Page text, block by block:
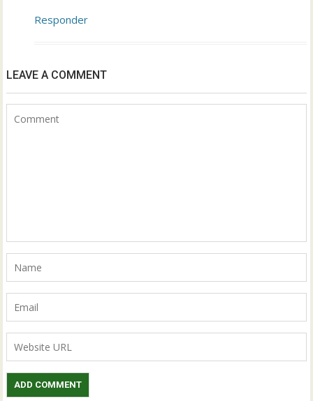
Responder
LEAVE A COMMENT